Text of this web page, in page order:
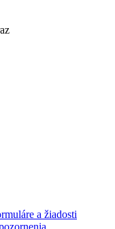
a žiadosti